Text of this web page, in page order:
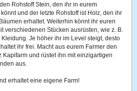
Rohstoff Stein, den ihr in eurem
und der letzte Rohstoff ist Holz, den ihr
erhaltet. Weiterhin könnt ihr euren
verschiedenen Stücken ausrüsten, wie z. B.
Je höher ihr im Level steigt, desto
ihr frei. Macht aus eurem Farmer den
Kapifarm und rüstet ihn mit einzigartigen
aus.
erhaltet eine eigene Farm!